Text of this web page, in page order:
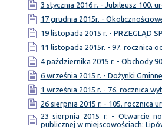
3 stycznia 2016 r. - Jubileusz 100.
17 grudnia 2015r. -
19 listopada 2015 r. - PRZEGLĄD
11 listopada 2015r. - 97. rocznica
4 października 2015 r. - Obchody
6 września 2015 r. - Dożynki
1 września 2015 r. - 76. rocznica
26 sierpnia 2015 r. - 105. rocznica
23 sierpnia 2015 r. - Otwarcie
publicznej w miejscowościach: